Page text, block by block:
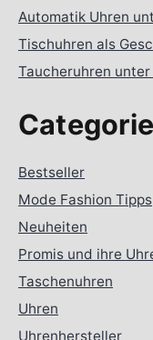
Automatik Uhren
Tischuhren als
Taucheruhren
Bestseller
Mode Fashion Tipps
Neuheiten
Promis und ihre
Taschenuhren
Uhren
Uhrenhersteller